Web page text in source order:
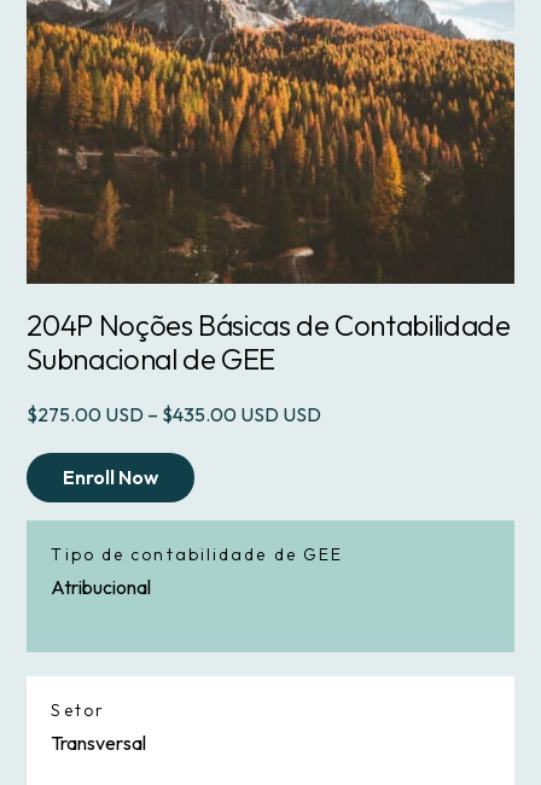
204P Noções Básicas de Contabilidade
Subnacional de GEE
$275.00 – $435.00
Price
USD
Enroll Now
Tipo de contabilidade de GEE
Atribucional
Setor
Transversal